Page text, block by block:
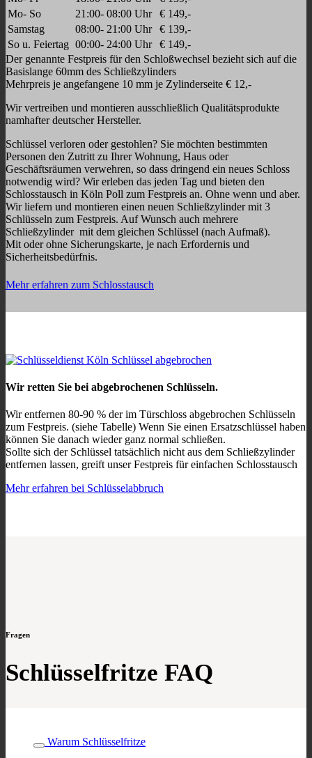
Mo- So
21:00- 08:00 Uhr
€ 149,-
Samstag
08:00- 21:00 Uhr
€ 139,-
So u. Feiertag 00:00- 24:00 Uhr
€ 149,-
Der genannte Festpreis für den Schloßwechsel bezieht sich auf die
Basislange 60mm des Schließzylinders
Mehrpreis je angefangene 10 mm je Zylinderseite € 12,-
Wir vertreiben und montieren ausschließlich Qualitätsprodukte
namhafter deutscher Hersteller.
Schlüssel verloren oder gestohlen? Sie möchten bestimmten
Personen den Zutritt zu Ihrer Wohnung, Haus oder
Geschäftsräumen verwehren, so dass dringend ein neues Schloss
notwendig wird? Wir erleben das jeden Tag und bieten den
Schlosstausch in Köln Poll zum Festpreis an. Ohne wenn und aber.
Wir liefern und montieren einen neuen Schließzylinder mit 3
Schlüsseln zum Festpreis. Auf Wunsch auch mehrere
Schließzylinder mit dem gleichen Schlüssel (nach Aufmaß).
Mit oder ohne Sicherungskarte, je nach Erfordernis und
Sicherheitsbedürfnis.
Mehr erfahren zum Schlosstausch
Wir retten Sie bei abgebrochenen Schlüsseln.
Wir entfernen 80-90 % der im Türschloss abgebrochen Schlüsseln
zum Festpreis. (siehe Tabelle) Wenn Sie einen Ersatzschlüssel haben
können Sie danach wieder ganz normal schließen.
Sollte sich der Schlüssel tatsächlich nicht aus dem Schließzylinder
entfernen lassen, greift unser Festpreis für einfachen Schlosstausch
Mehr erfahren bei Schlüsselabbruch
Fragen
Schlüsselfritze FAQ
Warum Schlüsselfritze